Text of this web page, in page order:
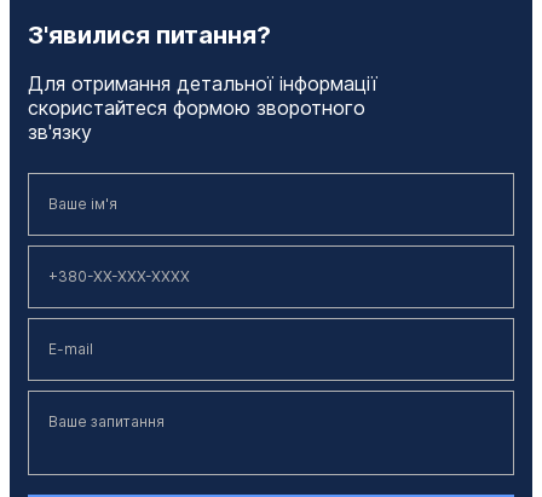
З'явилися питання?
Для отримання детальної інформації
скористайтеся формою зворотного
зв'язку